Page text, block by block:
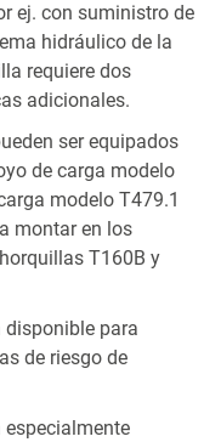
ej. con suministro de
hidráulico de la
requiere dos
adicionales.
ser equipados
de carga modelo
modelo T479.1
montar en los
T160B y
disponible para
de riesgo de
especialmente